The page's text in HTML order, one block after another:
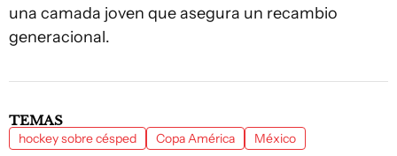
una camada joven que asegura un recambio
generacional.
TEMAS
hockey sobre césped Copa América México